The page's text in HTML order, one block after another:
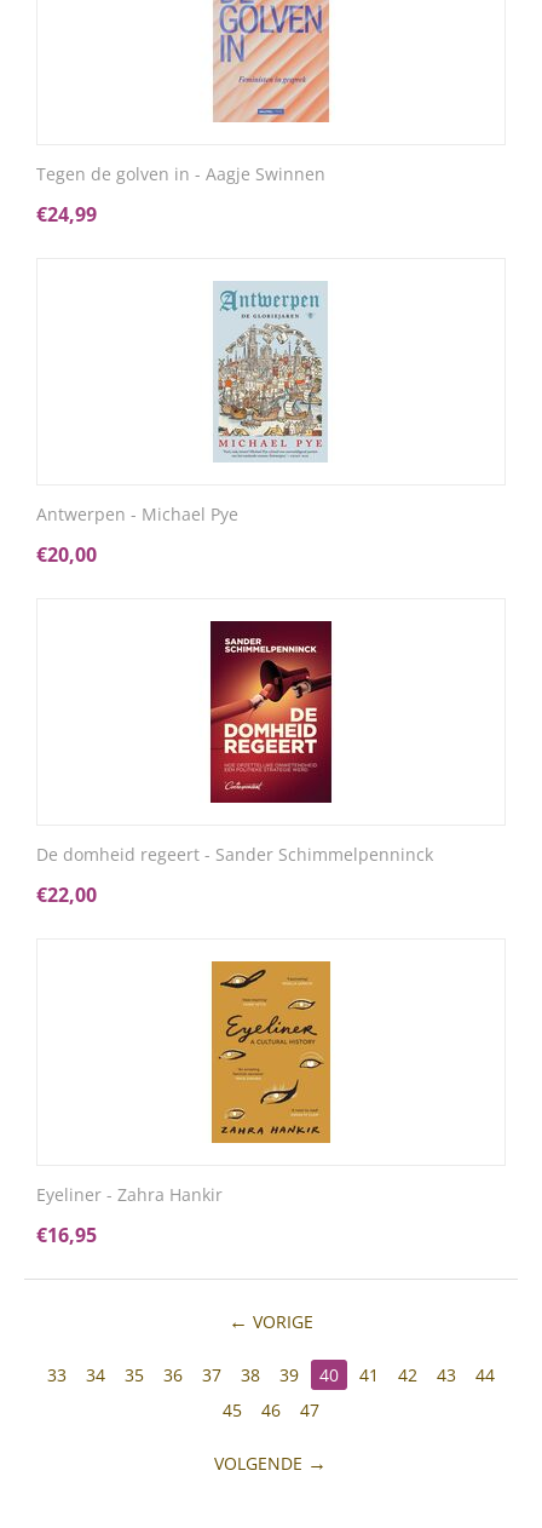
Tegen de golven in - Aagje Swinnen
€24,99
Antwerpen - Michael Pye
€20,00
De domheid regeert - Sander Schimmelpenninck
€22,00
Eyeliner - Zahra Hankir
€16,95
VORIGE
33 34 35 36 37 38 39 40 41 42 43
44
45
46 47
VOLGENDE